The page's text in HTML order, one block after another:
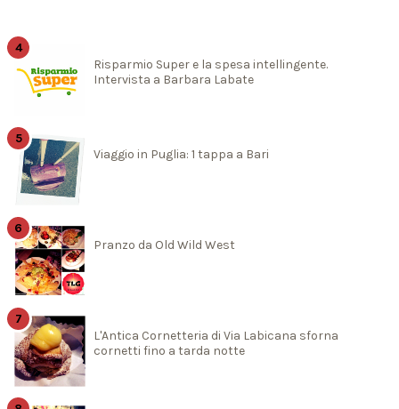
Risparmio Super e la spesa intellingente.
Intervista a Barbara Labate
Viaggio in Puglia: 1 tappa a Bari
Pranzo da Old Wild West
L'Antica Cornetteria di Via Labicana sforna
cornetti fino a tarda notte